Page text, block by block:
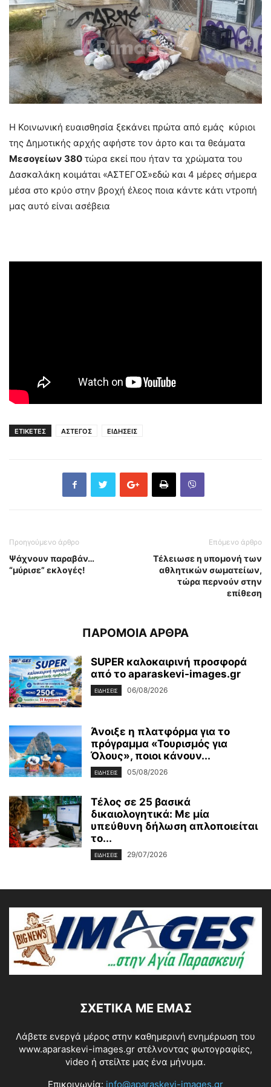
Η Κοινωνική ευαισθησία ξεκάνει πρώτα από εμάς κύριοι
της Δημοτικής αρχής αφήστε τον άρτο και τα θεάματα
Μεσογείων 380 τώρα εκεί που ήταν τα χρώματα του
Δασκαλάκη κοιμάται «ΑΣΤΕΓΟΣ»εδώ και 4 μέρες σήμερα
μέσα στο κρύο στην βροχή έλεος ποια κάντε κάτι ντροπή
μας αυτό είναι ασέβεια
ΕΤΙΚΕΤΕΣ ΑΣΤΕΓΟΣ ΕΙΔΗΣΕΙΣ
Προηγούμενο άρθρο
Ψάχνουν παραβάν…
“μύρισε” εκλογές!
Επόμενο άρθρο
Τέλειωσε η υπομονή των
αθλητικών σωματείων,
τώρα περνούν στην
επίθεση
ΠΑΡΟΜΟΙΑ ΑΡΘΡΑ
SUPER καλοκαιρινή προσφορά
από το aparaskevi-images.gr
ΕΙΔΗΣΕΙΣ 06/08/2026
Άνοιξε η πλατφόρμα για το
πρόγραμμα «Τουρισμός για
Όλους», ποιοι κάνουν...
ΕΙΔΗΣΕΙΣ 05/08/2026
Τέλος σε 25 βασικά
δικαιολογητικά: Με μία
υπεύθυνη δήλωση απλοποιείται
το...
ΕΙΔΗΣΕΙΣ 29/07/2026
ΣΧΕΤΙΚΆ ΜΕ ΕΜΆΣ
Λάβετε ενεργά μέρος στην καθημερινή ενημέρωση του
www.aparaskevi-images.gr στέλνοντας φωτογραφίες,
video ή στείλτε μας ένα μήνυμα.
Επικοινωνία: info@aparaskevi-images.gr